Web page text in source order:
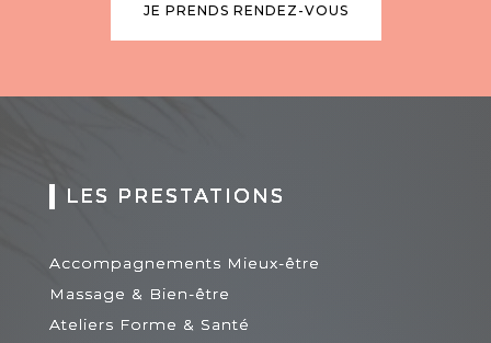
JE PRENDS RENDEZ-VOUS
LES PRESTATIONS
Accompagnements Mieux-être
Massage & Bien-être
Ateliers Forme & Santé